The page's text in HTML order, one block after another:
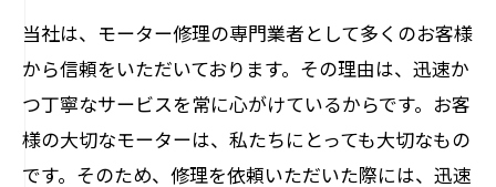
当社は、モーター修理の専門業者として多くのお客様
から信頼をいただいております。その理由は、迅速か
つ丁寧なサービスを常に心がけているからです。お客
様の大切なモーターは、私たちにとっても大切なもの
です。そのため、修理を依頼いただいた際には、迅速